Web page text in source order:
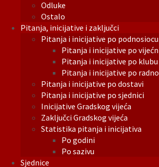
Odluke
Ostalo
Pitanja, inicijative i zaključci
Pitanja i inicijative po podnosiocu
Pitanja i inicijative po
Pitanja i inicijative po klubu
Pitanja i inicijative po
Pitanja i inicijative po dostavi
Pitanja i inicijative po sjednici
Inicijative Gradskog vijeća
Zaključci Gradskog vijeća
Statistika pitanja i inicijativa
Po godini
Po sazivu
Sjednice